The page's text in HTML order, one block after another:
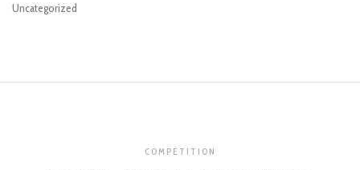
Uncategorized
COMPÉTITION